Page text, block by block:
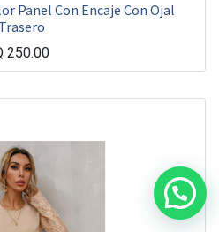
Panel Con Encaje Con Ojal
Trasero
250.00